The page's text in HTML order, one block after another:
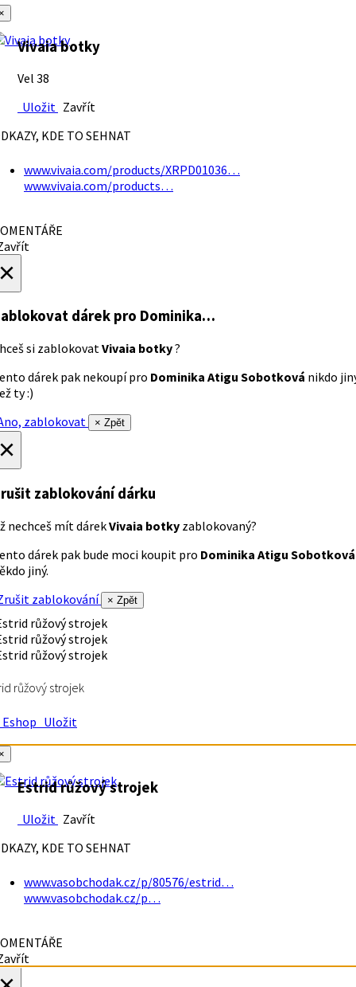
Vivaia botky
Vel 38
Uložit Zavřít
KDE TO SEHNAT
www.vivaia.com/products/XRPD01036…
www.vivaia.com/products…
dárek pro Dominika…
si zablokovatVivaia botky?
dárek pak nekoupí pro Dominika Atigu Sobotková nikdo
ty :)
zablokovat
× Zpět
zablokování dárku
nechceš mít dárekVivaia botky zablokovaný?
dárek pak bude moci koupit pro Dominika Atigu Sobotková
jiný.
zablokování
× Zpět
růžový strojek
Uložit
Estrid růžový strojek
Uložit Zavřít
KDE TO SEHNAT
www.vasobchodak.cz/p/80576/estrid…
www.vasobchodak.cz/p…